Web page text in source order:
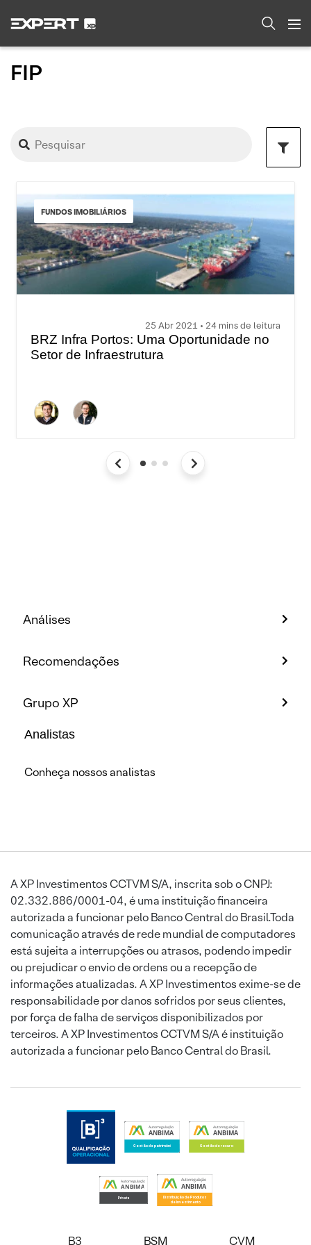
FIP
FUNDOS IMOBILIÁRIOS
25 Abr 2021 • 24 mins de leitura
BRZ Infra Portos: Uma Oportunidade no
Setor de Infraestrutura
Análises
Recomendações
Grupo XP
Analistas
Conheça nossos analistas
A XP Investimentos CCTVM S/A, inscrita sob o CNPJ:
02.332.886/0001-04, é uma instituição financeira
autorizada a funcionar pelo Banco Central do Brasil.Toda
comunicação através de rede mundial de computadores
está sujeita a interrupções ou atrasos, podendo impedir
ou prejudicar o envio de ordens ou a recepção de
informações atualizadas. A XP Investimentos exime-se de
responsabilidade por danos sofridos por seus clientes,
por força de falha de serviços disponibilizados por
terceiros. A XP Investimentos CCTVM S/A é instituição
autorizada a funcionar pelo Banco Central do Brasil.
B3 BSM CVM